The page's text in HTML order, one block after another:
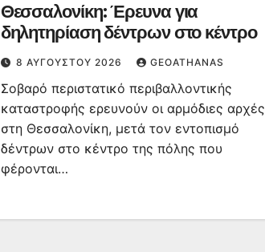
Θεσσαλονίκη: Έρευνα για
δηλητηρίαση δέντρων στο κέντρο
8 ΑΥΓΟΎΣΤΟΥ 2026 GEOATHANAS
Σοβαρό περιστατικό περιβαλλοντικής
καταστροφής ερευνούν οι αρμόδιες αρχές
στη Θεσσαλονίκη, μετά τον εντοπισμό
δέντρων στο κέντρο της πόλης που
φέρονται…